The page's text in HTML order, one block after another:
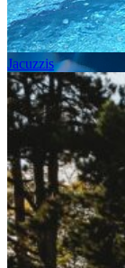
Jacuzzis